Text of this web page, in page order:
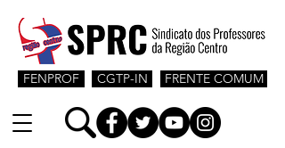
CGTP-IN
FENPROF FRENTE COMUM